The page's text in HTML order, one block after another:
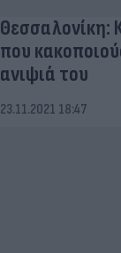
Θεσσαλονίκη:
που
ανιψιά του
23.11.2021 18:47